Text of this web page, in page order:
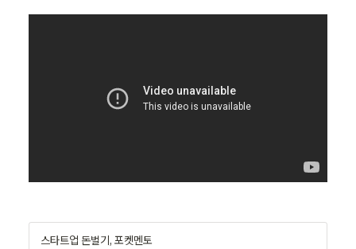
스타트업 돈벌기, 포켓멘토